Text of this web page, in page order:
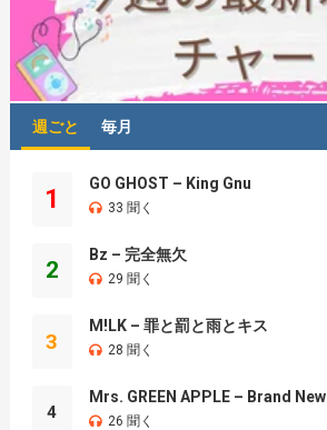
週ごと 毎月
1
GO GHOST – King Gnu
33 聞く
2
Bz – 完全無欠
29 聞く
3
M!LK – 罪と罰と雨とキス
28 聞く
4
Mrs. GREEN APPLE – Brand New
26 聞く